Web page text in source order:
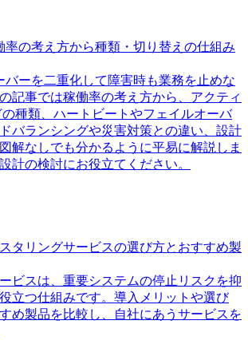
の考え方から種類・切り替えの仕組み
ーを二重化して障害時も業務を止めな
記事では稼働率の考え方から、アクティ
種類、ハートビートやフェイルオーバ
バランシングや災害対策との違い、設計
解なしでも分かるように平易に解説しま
計の検討にお役立てください。
タリングサービスの選び方とおすすめ製
ビスは、重要システムの停止リスクを抑
立つ仕組みです。導入メリットや選び
め製品を比較し、自社にあうサービスを